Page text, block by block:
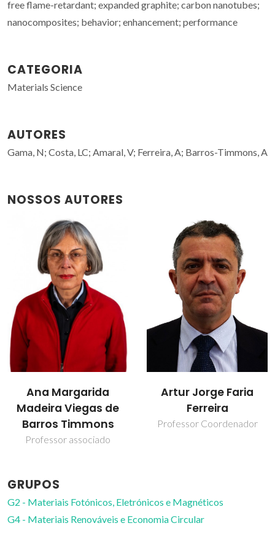
free flame-retardant; expanded graphite; carbon nanotubes;
nanocomposites; behavior; enhancement; performance
CATEGORIA
Materials Science
AUTORES
Gama, N; Costa, LC; Amaral, V; Ferreira, A; Barros-Timmons, A
NOSSOS AUTORES
Artur Jorge Faria
Ferreira
Professor Coordenador
Nuno Vasco da
Costa Gama Batista
de Melo
GRUPOS
G2 - Materiais Fotónicos, Eletrónicos e Magnéticos
G4 - Materiais Renováveis e Economia Circular